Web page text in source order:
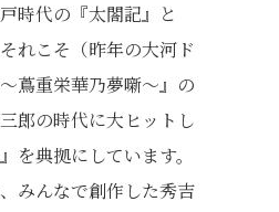
時代の『太閤記』と
れこそ（昨年の大河ド
蔦重栄華乃夢噺～』の
郎の時代に大ヒットし
を典拠にしています。
みんなで創作した秀吉